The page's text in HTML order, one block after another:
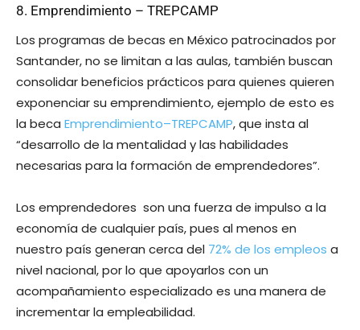
8. Emprendimiento – TREPCAMP
Los programas de becas en México patrocinados por
Santander, no se limitan a las aulas, también buscan
consolidar beneficios prácticos para quienes quieren
exponenciar su emprendimiento, ejemplo de esto es
la beca Emprendimiento–TREPCAMP, que insta al
“desarrollo de la mentalidad y las habilidades
necesarias para la formación de emprendedores”.
Los emprendedores son una fuerza de impulso a la
economía de cualquier país, pues al menos en
nuestro país generan cerca del 72% de los empleos a
nivel nacional, por lo que apoyarlos con un
acompañamiento especializado es una manera de
incrementar la empleabilidad.